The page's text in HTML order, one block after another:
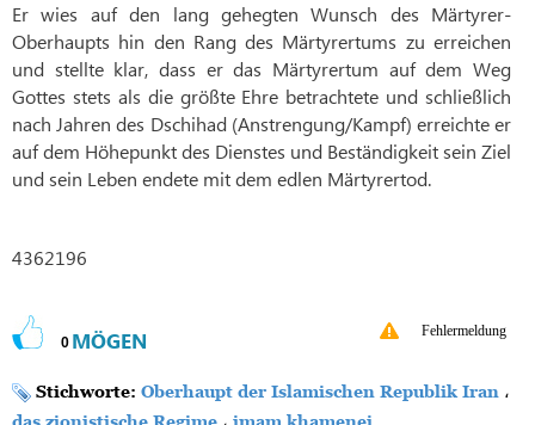
Er wies auf den lang gehegten Wunsch des Märtyrer-
Oberhaupts hin den Rang des Märtyrertums zu erreichen
und stellte klar, dass er das Märtyrertum auf dem Weg
Gottes stets als die größte Ehre betrachtete und schließlich
nach Jahren des Dschihad (Anstrengung/Kampf) erreichte er
auf dem Höhepunkt des Dienstes und Beständigkeit sein Ziel
und sein Leben endete mit dem edlen Märtyrertod.
4362196
0 MÖGEN Fehlermeldung
Stichworte: Oberhaupt der Islamischen Republik Iran ،